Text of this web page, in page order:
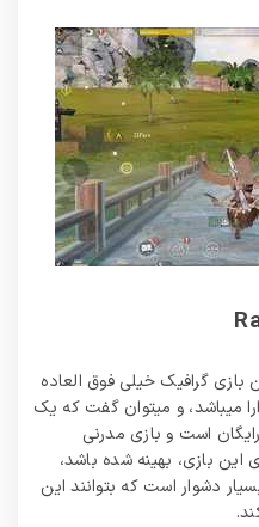
بازی موبایلی 2022 این بازی گرافیک خیلی فوق العاده
میباشد، و میتوان گفت که یک
است و بازی مدرنی
بازی، بهینه شده باشد،
دشوار است که بتوانند این